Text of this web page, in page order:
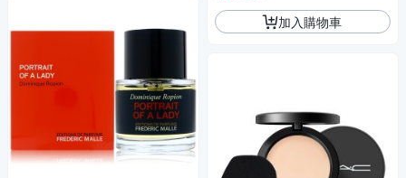
加入購物車